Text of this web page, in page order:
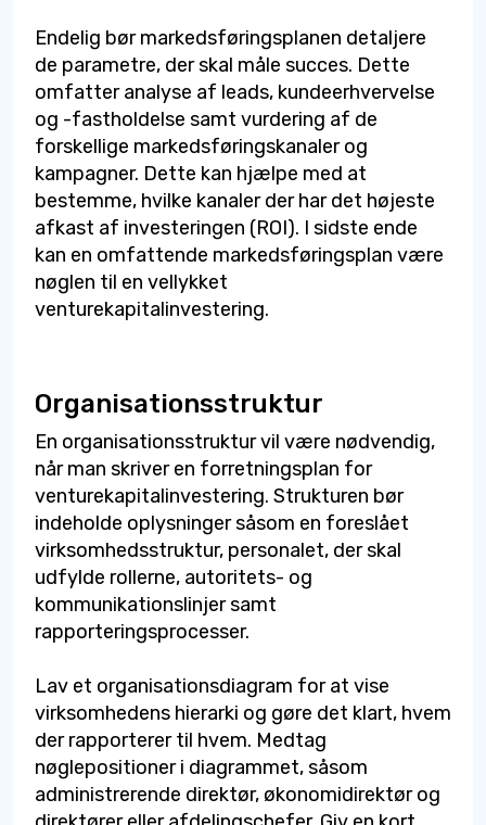
Endelig bør markedsføringsplanen detaljere
de parametre, der skal måle succes. Dette
omfatter analyse af leads, kundeerhvervelse
og -fastholdelse samt vurdering af de
forskellige markedsføringskanaler og
kampagner. Dette kan hjælpe med at
bestemme, hvilke kanaler der har det højeste
afkast af investeringen (ROI). I sidste ende
kan en omfattende markedsføringsplan være
nøglen til en vellykket
venturekapitalinvestering.
Organisationsstruktur
En organisationsstruktur vil være nødvendig,
når man skriver en forretningsplan for
venturekapitalinvestering. Strukturen bør
indeholde oplysninger såsom en foreslået
virksomhedsstruktur, personalet, der skal
udfylde rollerne, autoritets- og
kommunikationslinjer samt
rapporteringsprocesser.
Lav et organisationsdiagram for at vise
virksomhedens hierarki og gøre det klart, hvem
der rapporterer til hvem. Medtag
nøglepositioner i diagrammet, såsom
administrerende direktør, økonomidirektør og